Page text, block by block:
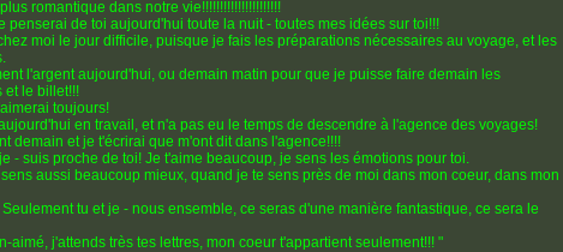
romantique dans notre vie!!!!!!!!!!!!!!!!!!!!!!
penserai de toi aujourd'hui toute la nuit - toutes mes idées sur toi!!!
moi le jour difficile, puisque je fais les préparations nécessaires au voyage, et les
l'argent aujourd'hui, ou demain matin pour que je puisse faire demain les
et le billet!!!
toujours!
en travail, et n'a pas eu le temps de descendre à l'agence des voyages!
demain et je t'écrirai que m'ont dit dans l'agence!!!!
- suis proche de toi! Je t'aime beaucoup, je sens les émotions pour toi.
aussi beaucoup mieux, quand je te sens près de moi dans mon coeur, dans mon
tu et je - nous ensemble, ce seras d'une manière fantastique, ce sera le
aimé, j'attends très tes lettres, mon coeur t'appartient seulement!!! "